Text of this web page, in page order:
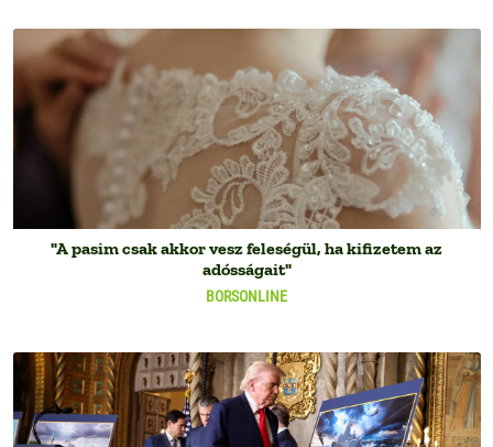
BORSONLINE
"A pasim csak akkor vesz feleségül, ha kifizetem az
adósságait"